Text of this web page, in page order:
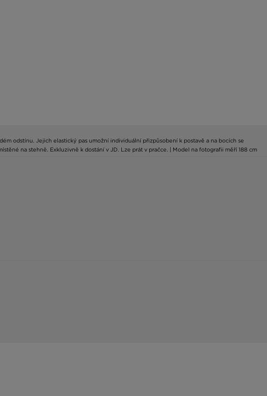
odstínu. Jejich elastický pas umožní individuální přizpůsobení k postavě a na bocích se
na stehně. Exkluzivně k dostání v JD. Lze prát v pračce. | Model na fotografii měří 188 cm